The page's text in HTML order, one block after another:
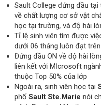
Sault College đứng đầu
về chất lượng cơ sở vật
học tại trường, và độ hài
Tỉ lệ sinh viên tìm được
dưới 06 tháng luôn đạt trên
Đứng đầu ON về độ hài
liên kết với MIcrosoft
thuộc Top 50% của lớp
Ngoài ra, sinh viên học tại
phố Sault Ste.Marie nói